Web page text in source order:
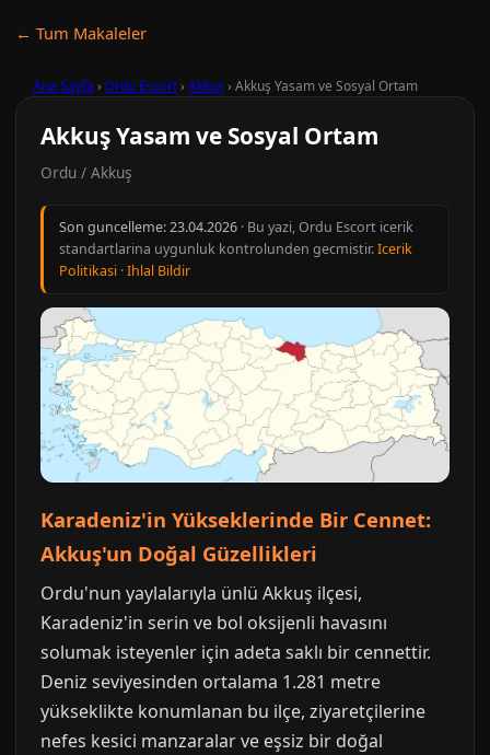
← Tum Makaleler
Ana Sayfa › Ordu Escort› Akkuş › Akkuş Yasam ve Sosyal Ortam
Akkuş Yasam ve Sosyal Ortam
Ordu / Akkuş
Son guncelleme:23.04.2026 · Bu yazi, Ordu Escort icerik
standartlarina uygunluk kontrolunden gecmistir.Icerik
Politikasi ·Ihlal Bildir
Karadeniz'in Yükseklerinde Bir Cennet:
Akkuş'un Doğal Güzellikleri
Ordu'nun yaylalarıyla ünlü Akkuş ilçesi,
Karadeniz'in serin ve bol oksijenli havasını
solumak isteyenler için adeta saklı bir cennettir.
Deniz seviyesinden ortalama 1.281 metre
yükseklikte konumlanan bu ilçe, ziyaretçilerine
nefes kesici manzaralar ve eşsiz bir doğal